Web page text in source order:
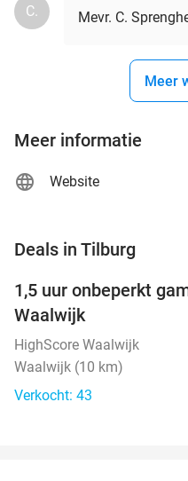
C. Mevr. C.
Meer
Meer informatie
Website
Deals in Tilburg
TODAY
1,5 uur onbeperkt
Waalwijk
HighScore Waalwijk
Waalwijk (10 km)
Verkocht: 43